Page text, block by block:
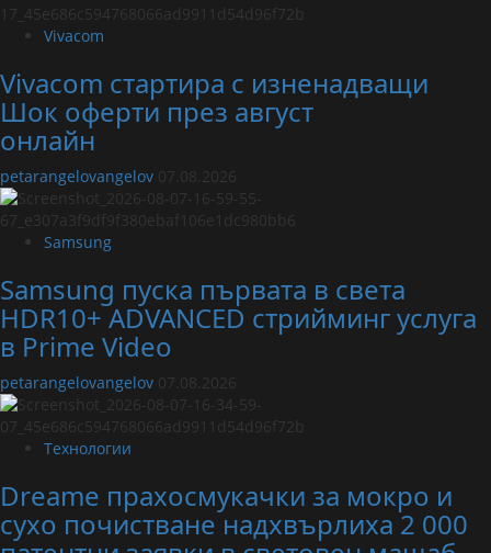
Vivacom
Vivacom стартира с изненадващи
Шок оферти през август
онлайн
petarangelovangelov 07.08.2026
Samsung
Samsung пуска първата в света
HDR10+ ADVANCED стрийминг услуга
в Prime Video
petarangelovangelov 07.08.2026
Технологии
Dreame прахосмукачки за мокро и
сухо почистване надхвърлиха 2 000